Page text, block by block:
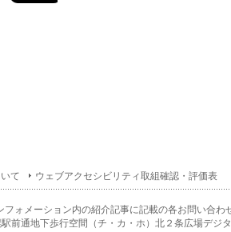
て ウェブアクセシビリティ取組確認・評価表
ォメーション内の紹介記事に記載の各お問い合わ
前通地下歩行空間（チ・カ・ホ）北２条広場デジ